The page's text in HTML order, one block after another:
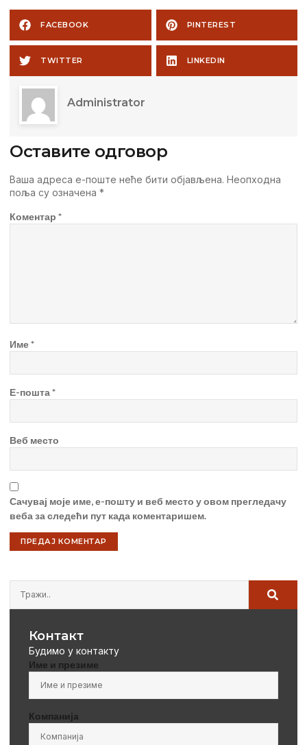
FACEBOOK PINTEREST
TWITTER LINKEDIN
Administrator
Оставите одговор
Ваша адреса е-поште неће бити објављена. Неопходна
поља су означена *
Коментар *
Име*
Е-пошта*
Веб место
Сачувај моје име, е-пошту и веб место у овом прегледачу
веба за следећи пут када коментаришем.
Контакт
Будимо у контакту
Име и презиме
Компанија